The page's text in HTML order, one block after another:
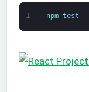
1 npm test